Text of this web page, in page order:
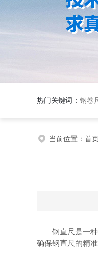
热门关键词： 钢卷
当前位置： 首
钢直尺是一种
确保钢直尺的精